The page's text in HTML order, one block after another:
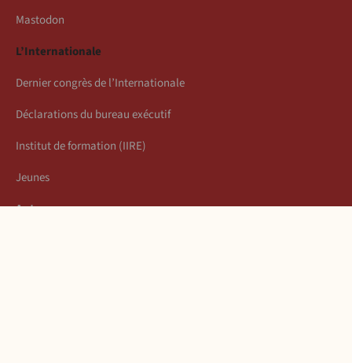
Mastodon
L’Internationale
Dernier congrès de l’Internationale
Déclarations du bureau exécutif
Institut de formation (IIRE)
Jeunes
Auteurs